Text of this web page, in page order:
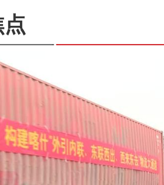
次新疆科考：探访新疆